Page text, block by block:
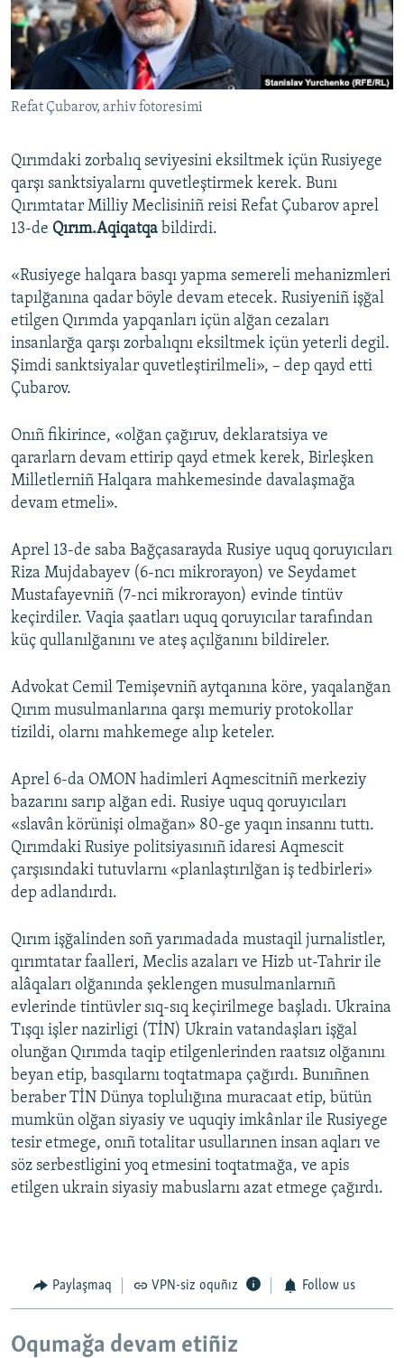
Русский
Українською
QOŞULIÑIZ!
RFE/RS bütün saytları
Refat Çubarov, arhiv fotoresimi
Qırımdaki zorbalıq seviyesini eksiltmek içün Rusiyege
qarşı sanktsiyalarnı quvetleştirmek kerek. Bunı
Qırımtatar Milliy Meclisiniñ reisi Refat Çubarov aprel
13-de Qırım.Aqiqatqa bildirdi.
«Rusiyege halqara basqı yapma semereli mehanizmleri
tapılğanına qadar böyle devam etecek. Rusiyeniñ işğal
etilgen Qırımda yapqanları içün alğan cezaları
insanlarğa qarşı zorbalıqnı eksiltmek içün yeterli degil.
Şimdi sanktsiyalar quvetleştirilmeli», – dep qayd etti
Çubarov.
Onıñ fikirince, «olğan çağıruv, deklaratsiya ve
qararlarn devam ettirip qayd etmek kerek, Birleşken
Milletlerniñ Halqara mahkemesinde davalaşmağa
devam etmeli».
Aprel 13-de saba Bağçasarayda Rusiye uquq qoruyıcıları
Riza Mujdabayev (6-ncı mikrorayon) ve Seydamet
Mustafayevniñ (7-nci mikrorayon) evinde tintüv
keçirdiler. Vaqia şaatları uquq qoruyıcılar tarafından
küç qullanılğanını ve ateş açılğanını bildireler.
Advokat Cemil Temişevniñ aytqanına köre, yaqalanğan
Qırım musulmanlarına qarşı memuriy protokollar
tizildi, olarnı mahkemege alıp keteler.
Aprel 6-da OMON hadimleri Aqmescitniñ merkeziy
bazarını sarıp alğan edi. Rusiye uquq qoruyıcıları
«slavân körünişi olmağan» 80-ge yaqın insannı tuttı.
Qırımdaki Rusiye politsiyasınıñ idaresi Aqmescit
çarşısındaki tutuvlarnı «planlaştırılğan iş tedbirleri»
dep adlandırdı.
Qırım işğalinden soñ yarımadada mustaqil jurnalistler,
qırımtatar faalleri, Meclis azaları ve Hizb ut-Tahrir ile
alâqaları olğanında şeklengen musulmanlarnıñ
evlerinde tintüvler sıq-sıq keçirilmege başladı. Ukraina
Tışqı işler nazirligi (TİN) Ukrain vatandaşları işğal
olunğan Qırımda taqip etilgenlerinden raatsız olğanını
beyan etip, basqılarnı toqtatmapa çağırdı. Bunıñnen
beraber TİN Dünya toplulığına muracaat etip, bütün
mumkün olğan siyasiy ve uquqiy imkânlar ile Rusiyege
tesir etmege, onıñ totalitar usullarınen insan aqları ve
söz serbestligini yoq etmesini toqtatmağa, ve apis
etilgen ukrain siyasiy mabuslarnı azat etmege çağırdı.
Paylaşmaq VPN-siz oquñız Follow us
Oqumağa devam etiñiz